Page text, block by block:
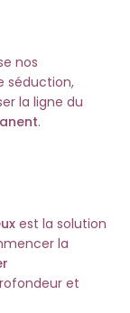
nos
séduction,
la ligne du
.
est la solution
la
et